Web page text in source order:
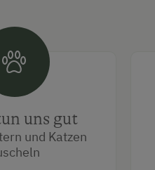
uns gut
und Katzen